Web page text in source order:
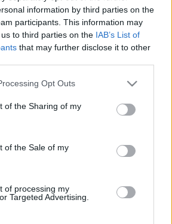
information by third parties on the
participants. This information may
to third parties on the IAB’s List of
that may further disclose it to other
website/app uses one or more Google
or usage behaviour. You may click to
to Google and its third-party tags to
specified purposes in below Google
Opt Outs
of the Sharing of my
of the Sale of my
of processing my
Targeted Advertising.
Melléthei-Barna Márton
Bizottság vezetőivel
a Magyarországnak járó uniós
Dolgozom tovább,
előtt állunk”
a Tisza Párt leigazolta volna,
kormányzati kapcsolatokért